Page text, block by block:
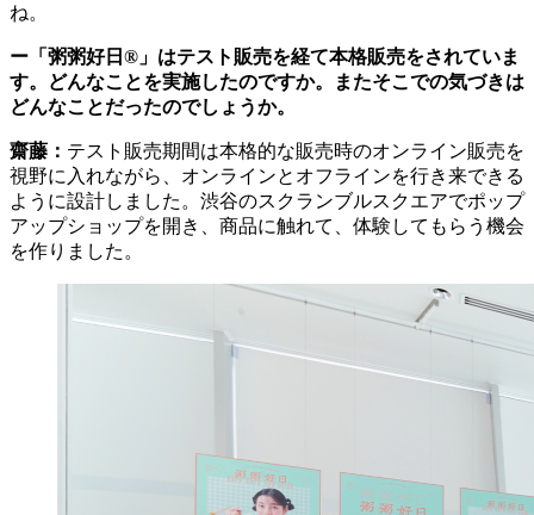
ね。
ー「粥粥好日®」はテスト販売を経て本格販売をされていま
す。どんなことを実施したのですか。またそこでの気づきは
どんなことだったのでしょうか。
齋藤： テスト販売期間は本格的な販売時のオンライン販売を
視野に入れながら、オンラインとオフラインを行き来できる
ように設計しました。渋谷のスクランブルスクエアでポップ
アップショップを開き、商品に触れて、体験してもらう機会
を作りました。